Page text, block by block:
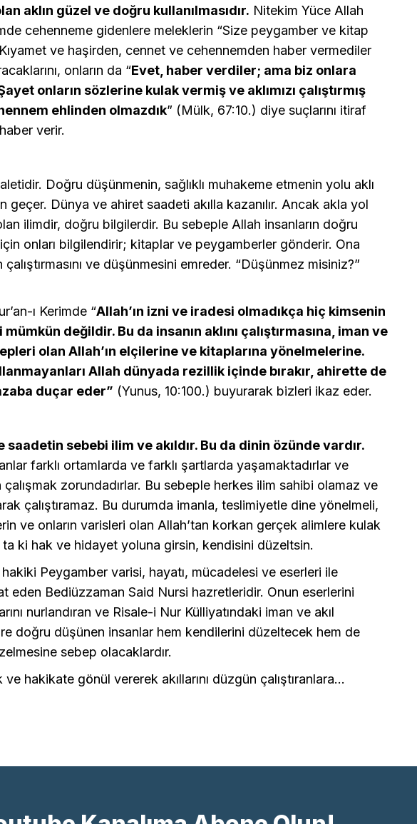
aklın güzel ve doğru kullanılmasıdır. Nitekim Yüce Allah
cehenneme gidenlere meleklerin “Size peygamber ve kitap
ve haşirden, cennet ve cehennemden haber vermediler
onların da “Evet, haber verdiler; ama biz onlara
onların sözlerine kulak vermiş ve aklımızı çalıştırmış
ehlinden olmazdık” (Mülk, 67:10.) diye suçlarını itiraf
verir.
Doğru düşünmenin, sağlıklı muhakeme etmenin yolu aklı
geçer. Dünya ve ahiret saadeti akılla kazanılır. Ancak akla yol
ilimdir, doğru bilgilerdir. Bu sebeple Allah insanların doğru
onları bilgilendirir; kitaplar ve peygamberler gönderir. Ona
çalıştırmasını ve düşünmesini emreder. “Düşünmez misiniz?”
ı Kerimde “Allah’ın izni ve iradesi olmadıkça hiç kimsenin
değildir. Bu da insanın aklını çalıştırmasına, iman ve
olan Allah’ın elçilerine ve kitaplarına yönelmelerine.
Allah dünyada rezillik içinde bırakır, ahirette de
duçar eder” (Yunus, 10:100.) buyurarak bizleri ikaz eder.
saadetin sebebi ilim ve akıldır. Bu da dinin özünde vardır.
farklı ortamlarda ve farklı şartlarda yaşamaktadırlar ve
zorundadırlar. Bu sebeple herkes ilim sahibi olamaz ve
çalıştıramaz. Bu durumda imanla, teslimiyetle dine yönelmeli,
ve onların varisleri olan Allah’tan korkan gerçek alimlere kulak
ki hak ve hidayet yoluna girsin, kendisini düzeltsin.
Peygamber varisi, hayatı, mücadelesi ve eserleri ile
eden Bediüzzaman Said Nursi hazretleridir. Onun eserlerini
nurlandıran ve Risale-i Nur Külliyatındaki iman ve akıl
doğru düşünen insanlar hem kendilerini düzeltecek hem de
sebep olacaklardır.
ve hakikate gönül vererek akıllarını düzgün çalıştıranlara…